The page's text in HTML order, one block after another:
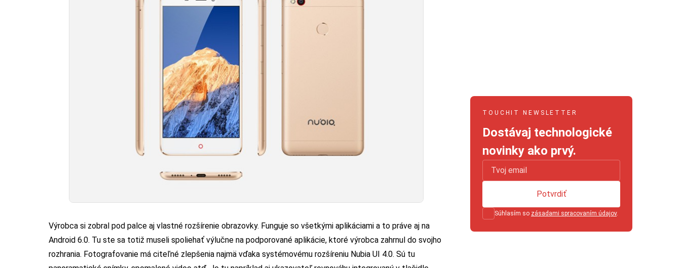
Výrobca si zobral pod palce aj vlastné rozšírenie obrazovky. Funguje so všetkými aplikáciami a to práve aj na
Android 6.0. Tu ste sa totiž museli spoliehať výlučne na podporované aplikácie, ktoré výrobca zahrnul do svojho
rozhrania. Fotografovanie má citeľné zlepšenia najmä vďaka systémovému rozšíreniu Nubia UI 4.0. Sú tu
TOUCHIT NEWSLETTER
Dostávaj technologické
novinky ako prvý.
Súhlasím so zásadami spracovaním údajov.
Potvrdiť